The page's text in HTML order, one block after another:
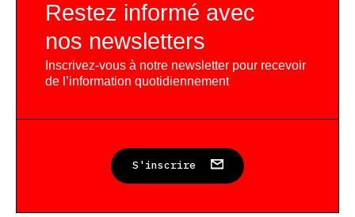
Restez informé avec
nos newsletters
Inscrivez-vous à notre newsletter pour recevoir
de l’information quotidiennement
S'inscrire